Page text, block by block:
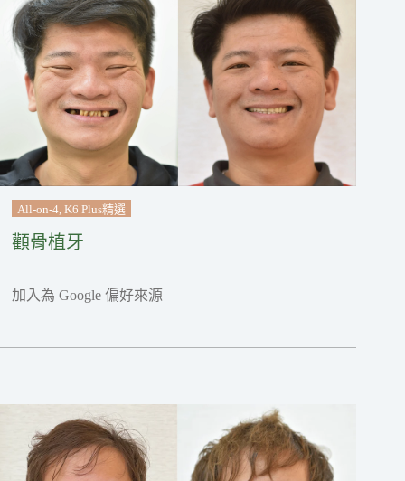
All-on-4 ,K6 Plus精選
顴骨植牙
加入為 Google 偏好來源